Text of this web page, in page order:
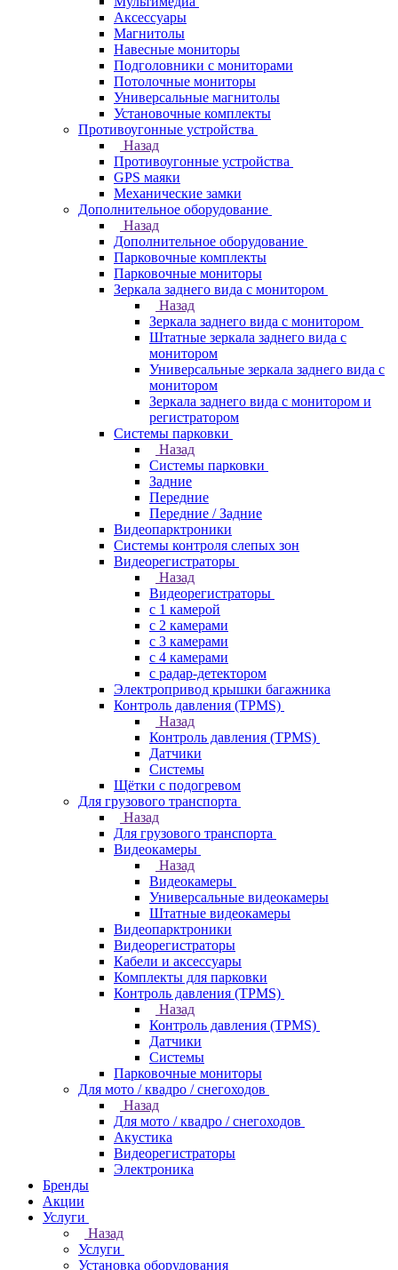
Аксессуары
Магнитолы
Навесные мониторы
Подголовники с мониторами
Потолочные мониторы
Универсальные магнитолы
Установочные комплекты
Противоугонные устройства
Назад
Противоугонные устройства
GPS маяки
Механические замки
Дополнительное оборудование
Назад
Дополнительное оборудование
Парковочные комплекты
Парковочные мониторы
Зеркала заднего вида с монитором
Назад
Зеркала заднего вида с монитором
Штатные зеркала заднего вида с
монитором
Универсальные зеркала заднего вида с
монитором
Зеркала заднего вида с монитором и
регистратором
Системы парковки
Назад
Системы парковки
Задние
Передние
Передние / Задние
Видеопарктроники
Системы контроля слепых зон
Видеорегистраторы
Назад
Видеорегистраторы
с 1 камерой
с 2 камерами
с 3 камерами
с 4 камерами
с радар-детектором
Электропривод крышки багажника
Контроль давления (TPMS)
Назад
Контроль давления (TPMS)
Датчики
Системы
Щётки с подогревом
Для грузового транспорта
Назад
Для грузового транспорта
Видеокамеры
Назад
Видеокамеры
Универсальные видеокамеры
Штатные видеокамеры
Видеопарктроники
Видеорегистраторы
Кабели и аксессуары
Комплекты для парковки
Контроль давления (TPMS)
Назад
Контроль давления (TPMS)
Датчики
Системы
Парковочные мониторы
Для мото / квадро / снегоходов
Назад
Для мото / квадро / снегоходов
Акустика
Видеорегистраторы
Электроника
Бренды
Акции
Услуги
Назад
Услуги
Установка оборудования